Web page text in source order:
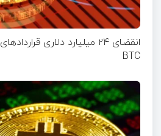
انقضای ۲۴ میلیارد دلاری
BTC